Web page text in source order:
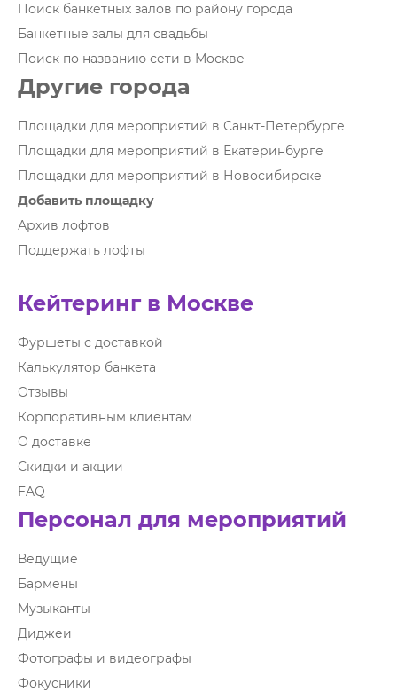
Поиск банкетных залов по району города
Банкетные залы для свадьбы
Поиск по названию сети в Москве
Другие города
Площадки для мероприятий в Санкт-Петербурге
Площадки для мероприятий в Екатеринбурге
Площадки для мероприятий в Новосибирске
Добавить площадку
Архив лофтов
Поддержать лофты
Кейтеринг в Москве
Фуршеты с доставкой
Калькулятор банкета
Отзывы
Корпоративным клиентам
О доставке
Скидки и акции
FAQ
Персонал для мероприятий
Ведущие
Бармены
Музыканты
Диджеи
Фотографы и видеографы
Фокусники